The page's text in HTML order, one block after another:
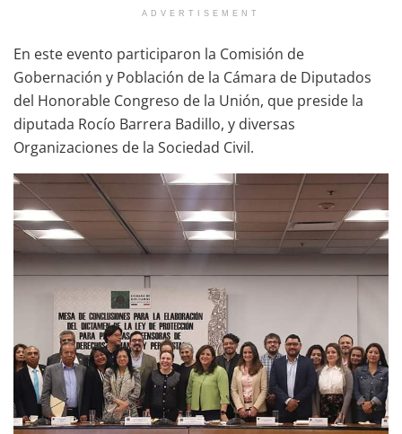
ADVERTISEMENT
En este evento participaron la Comisión de
Gobernación y Población de la Cámara de Diputados
del Honorable Congreso de la Unión, que preside la
diputada Rocío Barrera Badillo, y diversas
Organizaciones de la Sociedad Civil.